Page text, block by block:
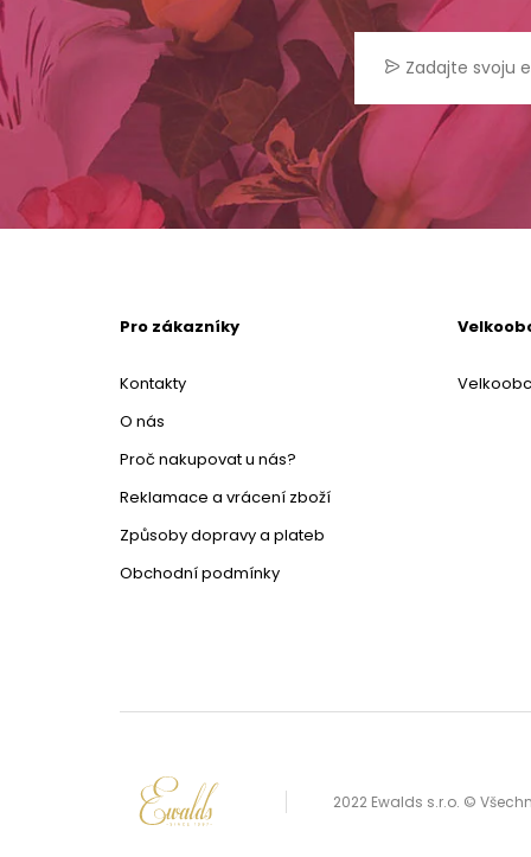
Pro zákazníky
Kontakty
O nás
Proč nakupovat u nás?
Reklamace a vrácení zboží
Způsoby dopravy a plateb
Obchodní podmínky
2022 Ewalds s.r.o. ©